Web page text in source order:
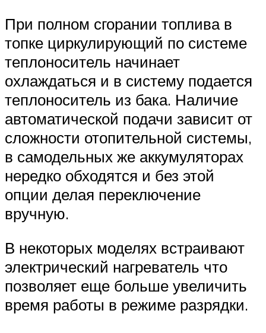
При полном сгорании топлива в
топке циркулирующий по системе
теплоноситель начинает
охлаждаться и в систему подается
теплоноситель из бака. Наличие
автоматической подачи зависит от
сложности отопительной системы,
в самодельных же аккумуляторах
нередко обходятся и без этой
опции делая переключение
вручную.
В некоторых моделях встраивают
электрический нагреватель что
позволяет еще больше увеличить
время работы в режиме разрядки.